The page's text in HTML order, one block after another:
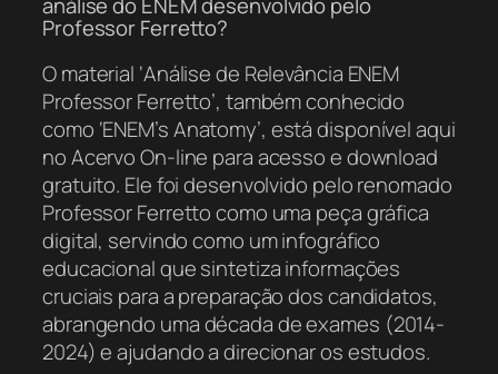
análise do ENEM desenvolvido pelo
Professor Ferretto?
O material ‘Análise de Relevância ENEM
Professor Ferretto’, também conhecido
como ‘ENEM’s Anatomy’, está disponível aqui
no Acervo On-line para acesso e download
gratuito. Ele foi desenvolvido pelo renomado
Professor Ferretto como uma peça gráfica
digital, servindo como um infográfico
educacional que sintetiza informações
cruciais para a preparação dos candidatos,
abrangendo uma década de exames (2014-
2024) e ajudando a direcionar os estudos.